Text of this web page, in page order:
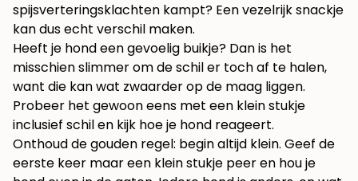
spijsverteringsklachten kampt? Een vezelrijk snackje
kan dus echt verschil maken.
Heeft je hond een gevoelig buikje? Dan is het
misschien slimmer om de schil er toch af te halen,
want die kan wat zwaarder op de maag liggen.
Probeer het gewoon eens met een klein stukje
inclusief schil en kijk hoe je hond reageert.
Onthoud de gouden regel: begin altijd klein. Geef de
eerste keer maar een klein stukje peer en hou je